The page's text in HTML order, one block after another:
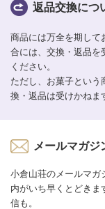
返品交換につ
商品には万全を期して
合には、交換・返品を
ください。
ただし、お菓子という
換・返品は受けかねま
メールマガジ
小倉山荘のメールマガ
内がいち早くとどきま
信も。